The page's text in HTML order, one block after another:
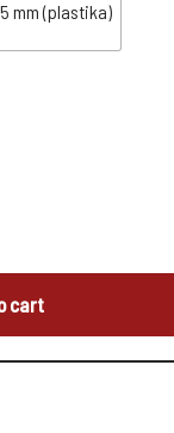
mm (plastika)
cart